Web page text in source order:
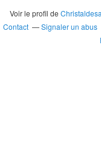
Voir le profil de
Contact
Signaler un abus